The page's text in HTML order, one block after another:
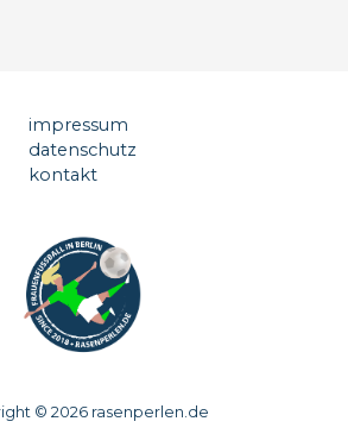
impressum
datenschutz
kontakt
© 2026 rasenperlen.de